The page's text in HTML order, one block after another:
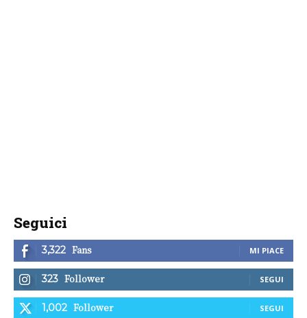
Seguici
3,322 Fans MI PIACE
323 Follower SEGUI
1,002 Follower SEGUI